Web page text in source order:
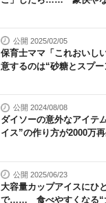
公開 2025/02/05
保育士ママ「これおいし
意するのは“砂糖とスプ
公開 2024/08/08
ダイソーの意外なアイテ
イス”の作り方が2000万
公開 2025/06/23
大容量カップアイスにひ
で…… 食べやすくなる“